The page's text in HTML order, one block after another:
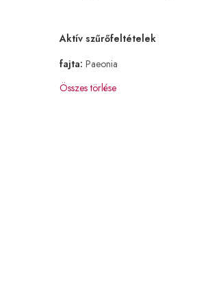
Aktív szűrőfeltételek
fajta Paeonia
Összes törlése